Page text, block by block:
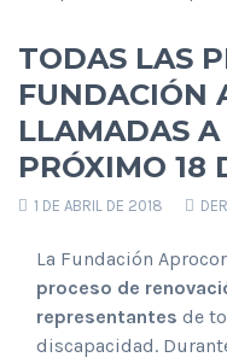
TODAS LAS
FUNDACIÓN
LLAMADAS
PRÓXIMO 18
1 DE ABRIL DE 2018
La Fundación
proceso de
representantes de
discapacidad.